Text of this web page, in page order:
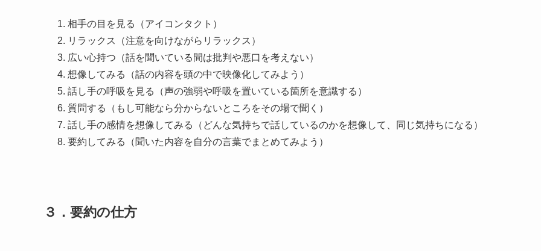
相手の目を見る（アイコンタクト）
リラックス（注意を向けながらリラックス）
広い心持つ（話を聞いている間は批判や悪口を考えない）
想像してみる（話の内容を頭の中で映像化してみよう）
話し手の呼吸を見る（声の強弱や呼吸を置いている箇所を意識する）
質問する（もし可能なら分からないところをその場で聞く）
話し手の感情を想像してみる（どんな気持ちで話しているのかを想像して、同じ気持ちになる）
要約してみる（聞いた内容を自分の言葉でまとめてみよう）
３．要約の仕方